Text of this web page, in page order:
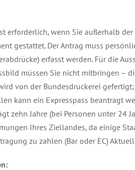
erforderlich, wenn Sie außerhalb
gestattet. Der Antrag muss
erfasst werden. Für die
müssen Sie nicht mitbringen –
von der Bundesdruckerei
kann ein Expresspass beantragt
zehn Jahre (bei Personen unter 24
Ihres Ziellandes, da einige
zu zahlen (Bar oder EC)